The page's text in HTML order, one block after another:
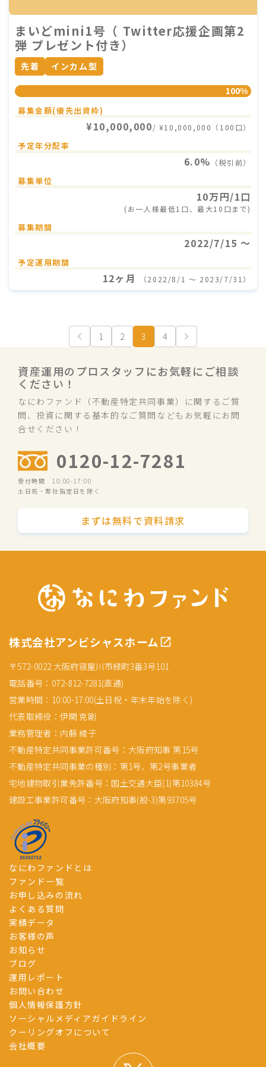
まいどmini1号（ Twitter応援企画第2
弾 プレゼント付き）
先着 インカム型
100%
募集金額(優先出資枠)
¥10,000,000/ ¥10,000,000（100口）
予定年分配率
6.0% （税引前）
募集単位
10万円/1口
(お一人様最低1口、最大10口まで)
募集期間
2022/7/15 〜
予定運用期間
12ヶ月 （2022/8/1 〜 2023/7/31）
1 2 3 4
資産運用のプロスタッフにお気軽にご相談
ください！
なにわファンド（不動産特定共同事業）に関するご質
問、投資に関する基本的なご質問などもお気軽にお問
合せください！
0120-12-7281
受付時間 10:00-17:00
土日祝・弊社指定日を除く
まずは無料で資料請求
株式会社アンビシャスホーム
〒572-0022 大阪府寝屋川市緑町3番3号101
電話番号：072-812-7281(直通)
営業時間：10:00-17:00(土日祝・年末年始を除く)
代表取締役：伊関 克剛
業務管理者：内藤 綾子
不動産特定共同事業許可番号：大阪府知事 第15号
不動産特定共同事業の種別：第1号、第2号事業者
宅地建物取引業免許番号：国土交通大臣(1)第10384号
建設工事業許可番号：大阪府知事(般-3)第93705号
なにわファンドとは
ファンド一覧
お申し込みの流れ
よくある質問
実績データ
お客様の声
お知らせ
ブログ
運用レポート
お問い合わせ
個人情報保護方針
ソーシャルメディアガイドライン
クーリングオフについて
会社概要